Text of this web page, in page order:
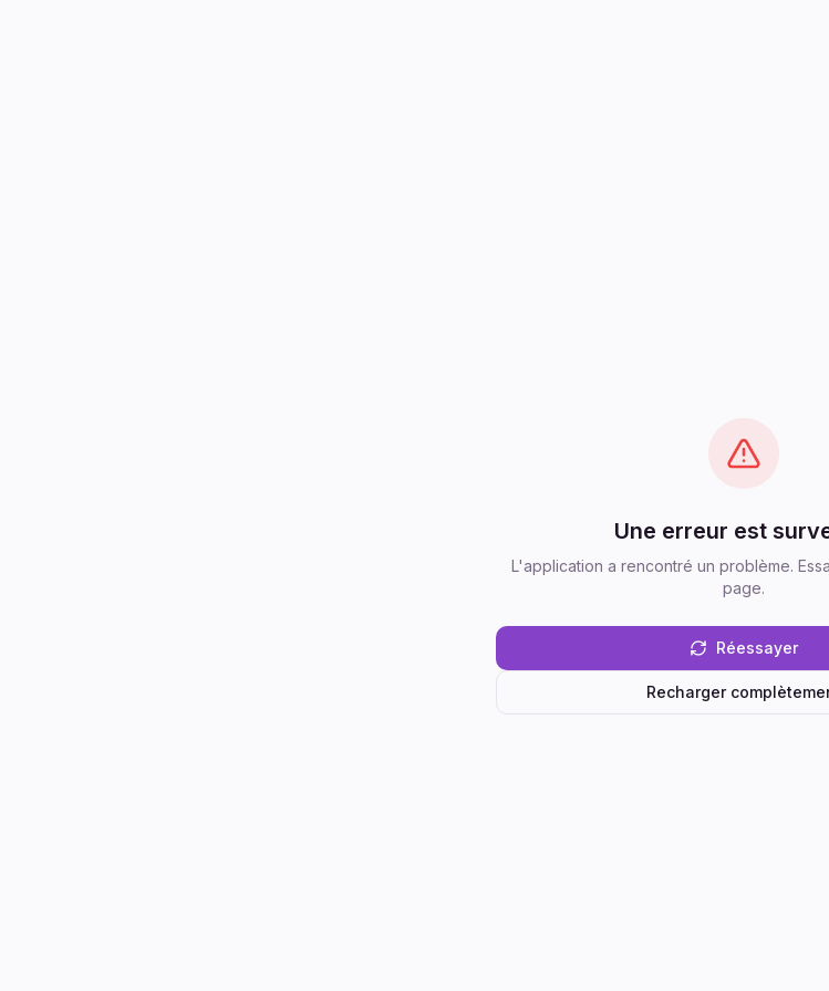
Une erreur est
L'application a rencontré un problème.
page.
Réessayer
Recharger